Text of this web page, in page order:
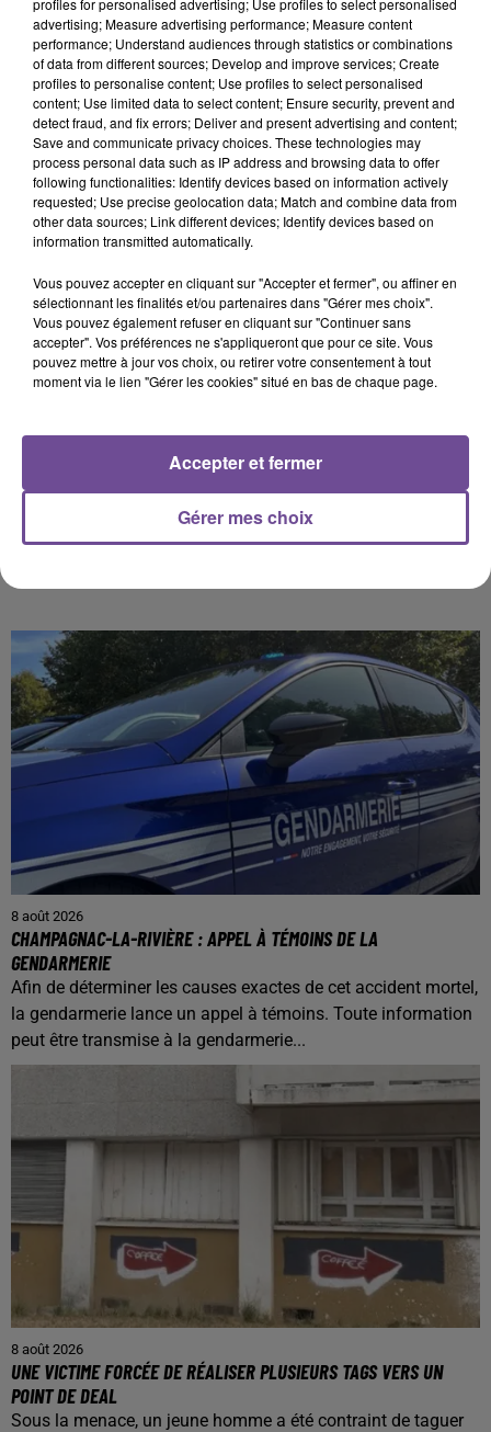
Maroon 5 Feat. Christina
Aguilera
Moves Like Jagger
AMBRE
J'me Demande
DISTURBED
The Sound Of Silence
(remix Cyril)
dépôt de cookies que vous avez exprimé. Si vous
souhaitez l'afficher, merci de nous donner votre accord
en cliquant sur le bouton ci-dessous.
Afficher l'élément
PRÈS DE CHEZ VOUS
8 août 2026
CHAMPAGNAC-LA-RIVIÈRE : APPEL À TÉMOINS DE LA
GENDARMERIE
Afin de déterminer les causes exactes de cet accident mortel,
la gendarmerie lance un appel à témoins. Toute information
peut être transmise à la gendarmerie...
8 août 2026
UNE VICTIME FORCÉE DE RÉALISER PLUSIEURS TAGS VERS UN
POINT DE DEAL
Sous la menace, un jeune homme a été contraint de taguer
advertising; Measure advertising performance; Measure content
performance; Understand audiences through statistics or combinations
of data from different sources; Develop and improve services; Create
profiles to personalise content; Use profiles to select personalised
content; Use limited data to select content; Ensure security, prevent and
detect fraud, and fix errors; Deliver and present advertising and content;
Save and communicate privacy choices. These technologies may
process personal data such as IP address and browsing data to offer
following functionalities: Identify devices based on information actively
requested; Use precise geolocation data; Match and combine data from
other data sources; Link different devices; Identify devices based on
information transmitted automatically.
Vous pouvez accepter en cliquant sur "Accepter et fermer", ou affiner en
sélectionnant les finalités et/ou partenaires dans "Gérer mes choix".
Vous pouvez également refuser en cliquant sur "Continuer sans
accepter". Vos préférences ne s'appliqueront que pour ce site. Vous
pouvez mettre à jour vos choix, ou retirer votre consentement à tout
moment via le lien "Gérer les cookies" situé en bas de chaque page.
Gérer mes choix
Accepter et fermer